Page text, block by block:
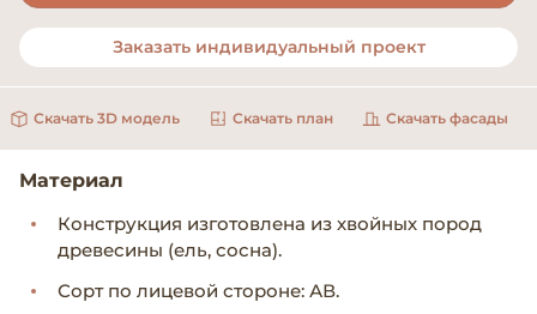
Заказать индивидуальный проект
Скачать 3D модель Скачать план Скачать фасады
Материал
Конструкция изготовлена из хвойных пород
древесины (ель, сосна).
Сорт по лицевой стороне: АВ.